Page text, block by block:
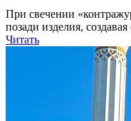
При свечении
позади изделия,
Читать